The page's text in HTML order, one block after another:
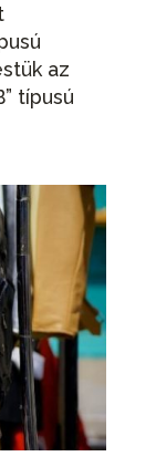
az
típusú